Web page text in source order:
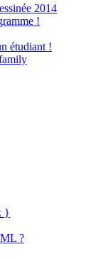
2014
!
étudiant !
}
?